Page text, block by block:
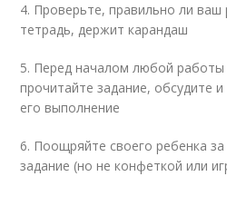
4. Проверьте, правильно ли ваш
тетрадь, держит карандаш
5. Перед началом любой работы
прочитайте задание, обсудите
его выполнение
6. Поощряйте своего ребенка
задание (но не конфеткой или